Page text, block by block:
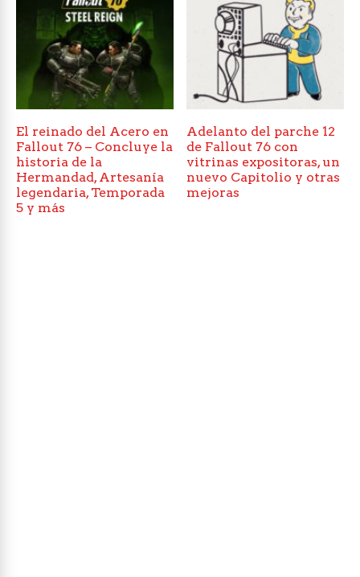
El reinado del Acero en
Fallout 76 – Concluye la
historia de la
Hermandad, Artesanía
legendaria, Temporada
5 y más
Adelanto del parche 12
de Fallout 76 con
vitrinas expositoras, un
nuevo Capitolio y otras
mejoras